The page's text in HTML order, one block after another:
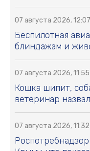
07 августа 2026, 12:07
Беспилотная
блиндажам и
07 августа 2026, 11:55
Кошка шипит,
ветеринар
07 августа 2026, 11:32